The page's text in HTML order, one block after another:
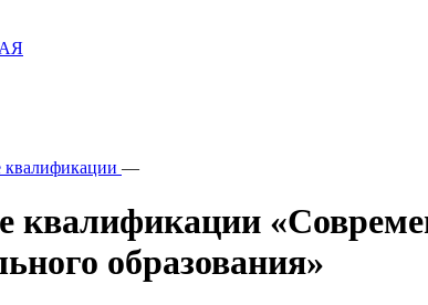
—
образования»